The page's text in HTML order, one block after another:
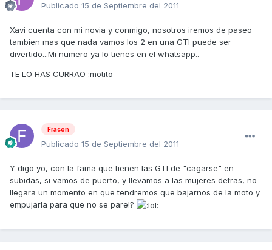
Publicado 15 de Septiembre del 2011
Xavi cuenta con mi novia y conmigo, nosotros iremos de paseo
tambien mas que nada vamos los 2 en una GTI puede ser
divertido...Mi numero ya lo tienes en el whatsapp..
TE LO HAS CURRAO :motito
Fracon
Publicado 15 de Septiembre del 2011
Y digo yo, con la fama que tienen las GTI de "cagarse" en
subidas, si vamos de puerto, y llevamos a las mujeres detras, no
llegara un momento en que tendremos que bajarnos de la moto y
empujarla para que no se pare!?